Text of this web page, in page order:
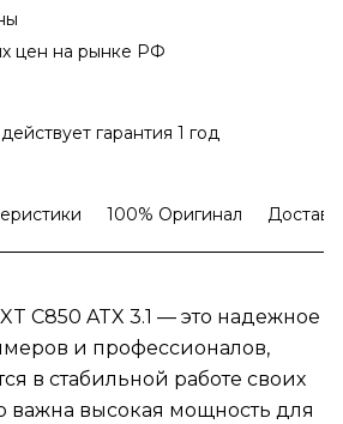
цен на рынке РФ
гарантия 1 год
100% Оригинал
C850 ATX 3.1 — это надежное
и профессионалов,
в стабильной работе своих
важна высокая мощность для